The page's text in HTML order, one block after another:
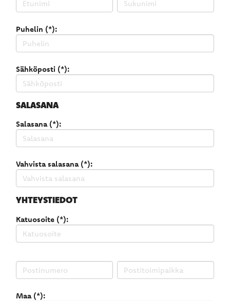
Puhelin (*):
Sähköposti (*):
SALASANA
Salasana (*):
Vahvista salasana (*):
YHTEYSTIEDOT
Katuosoite (*):
Maa (*):